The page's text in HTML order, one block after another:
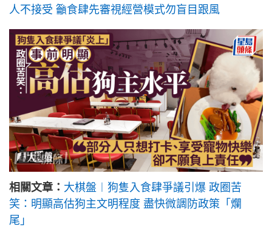
人不接受 籲食肆先審視經營模式勿盲目跟風
相關文章： 大棋盤︱狗隻入食肆爭議引爆 政圈苦
笑：明顯高估狗主文明程度 盡快微調防政策「爛
尾」